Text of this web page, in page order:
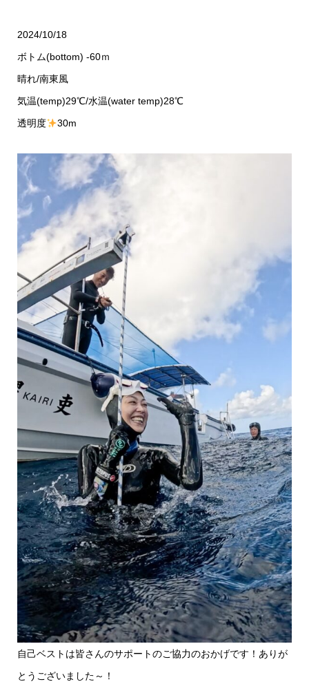
2024/10/18
ボトム(bottom) -60ｍ
晴れ/南東風
気温(temp)29℃/水温(water temp)28℃
透明度
30m
自己ベストは皆さんのサポートのご協力のおかげです！ありが
とうございました～！